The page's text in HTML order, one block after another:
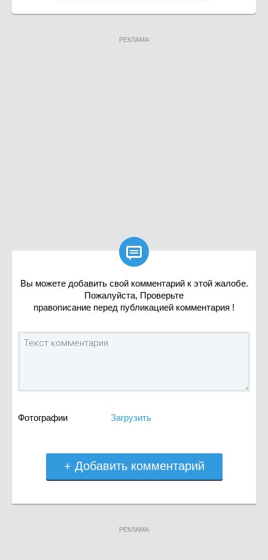
РЕКЛАМА

Вы можете добавить свой комментарий к этой жалобе.
Пожалуйста, Проверьте
правописание перед публикацией комментария !
Фотографии Загрузить
+ Добавить комментарий
РЕКЛАМА